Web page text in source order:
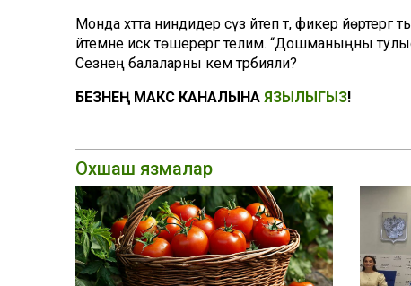
Монда хәтта ниндидер сүз әйтеп тә, фикер
әйтемне искә төшерергә телим. “Дошманыңны
Сезнең балаларны кем тәрбияли?
БЕЗНЕҢ МАКС КАНАЛЫНА ЯЗЫЛЫГЫЗ!
Охшаш язмалар